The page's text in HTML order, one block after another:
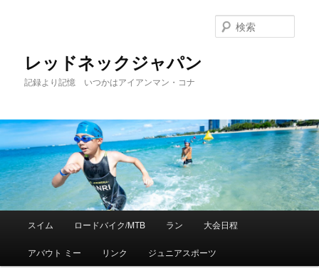
レッドネックジャパン
記録より記憶 いつかはアイアンマン・コナ
索
メ
メ
イ
スイム ロードバイク/MTB ラン 大会日程
アバウト ミー リンク ジュニアスポーツ